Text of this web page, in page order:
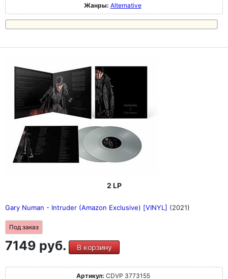
Жанры: Alternative
2 LP
Gary Numan - Intruder (Amazon Exclusive) [VINYL] (2021)
Под заказ
7149 руб. В корзину
Артикул: CDVP 3773155